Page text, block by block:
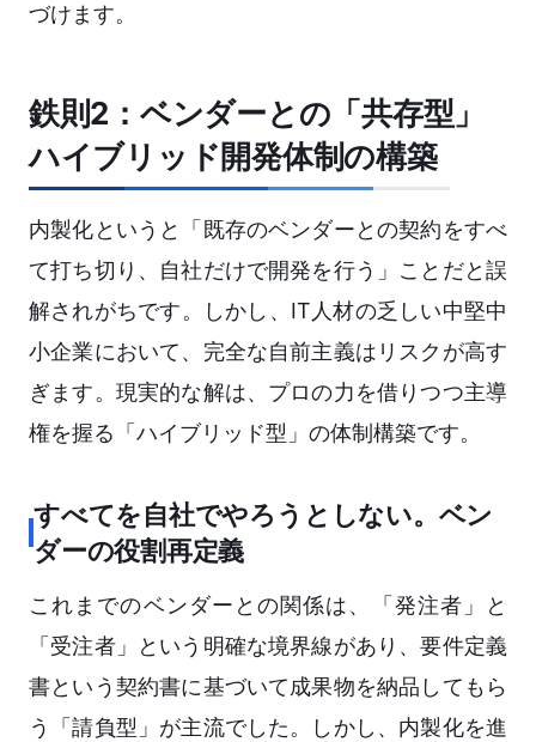
づけます。
鉄則2：ベンダーとの「共存型」
ハイブリッド開発体制の構築
内製化というと「既存のベンダーとの契約をすべ
て打ち切り、自社だけで開発を行う」ことだと誤
解されがちです。しかし、IT人材の乏しい中堅中
小企業において、完全な自前主義はリスクが高す
ぎます。現実的な解は、プロの力を借りつつ主導
権を握る「ハイブリッド型」の体制構築です。
すべてを自社でやろうとしない。ベン
ダーの役割再定義
これまでのベンダーとの関係は、「発注者」と
「受注者」という明確な境界線があり、要件定義
書という契約書に基づいて成果物を納品してもら
う「請負型」が主流でした。しかし、内製化を進